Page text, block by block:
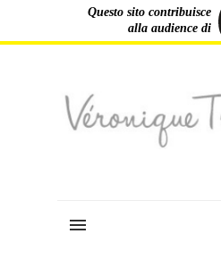
Questo sito contribuisce
alla audience di